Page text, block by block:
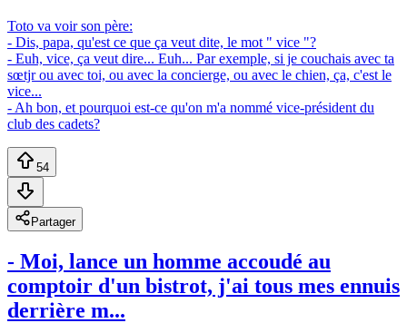
Toto va voir son père:
- Dis, papa, qu'est ce que ça veut dite, le mot " vice "?
- Euh, vice, ça veut dire... Euh... Par exemple, si je couchais avec ta
sœtjr ou avec toi, ou avec la concierge, ou avec le chien, ça, c'est le
vice...
- Ah bon, et pourquoi est-ce qu'on m'a nommé vice-président du
club des cadets?
54
Partager
- Moi, lance un homme accoudé au
comptoir d'un bistrot, j'ai tous mes ennuis
derrière m...